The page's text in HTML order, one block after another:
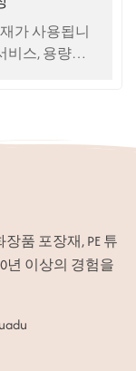
가 사용됩니
품 포장재, PE 튜
년 이상의 경험을